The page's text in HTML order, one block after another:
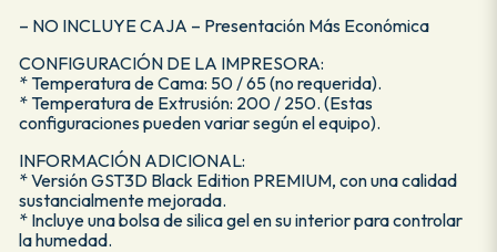
– NO INCLUYE CAJA – Presentación Más Económica
CONFIGURACIÓN DE LA IMPRESORA:
* Temperatura de Cama: 50 / 65 (no requerida).
* Temperatura de Extrusión: 200 / 250. (Estas
configuraciones pueden variar según el equipo).
INFORMACIÓN ADICIONAL:
* Versión GST3D Black Edition PREMIUM, con una calidad
sustancialmente mejorada.
* Incluye una bolsa de silica gel en su interior para controlar
la humedad.